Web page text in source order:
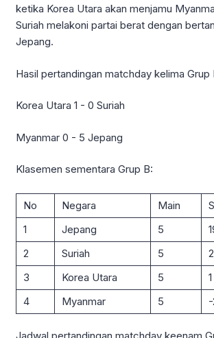
ketika Korea Utara akan menjamu
Suriah melakoni partai berat dengan
Jepang.
Hasil pertandingan matchday kelima Grup
Korea Utara 1 - 0 Suriah
Myanmar 0 - 5 Jepang
Klasemen sementara Grup B:
No Negara Main
1
Jepang 5
2
Suriah 5 2
3
Korea Utara 5 1
4
Myanmar 5